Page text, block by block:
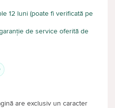
12 luni (poate fi verificată pe
de service oferită de
are exclusiv un caracter